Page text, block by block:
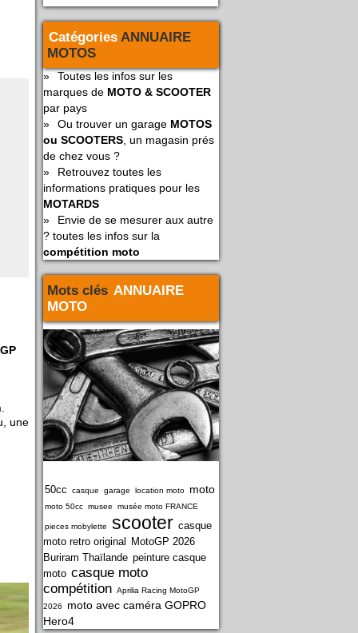
Catégories ANNUAIRE
MOTOS
»
Toutes les infos sur les
marques de MOTO & SCOOTER
par pays
»
Ou trouver un garage MOTOS
ou SCOOTERS , un magasin prés
de chez vous ?
»
Retrouvez toutes les
informations pratiques pour les
MOTARDS
»
Envie de se mesurer aux autre
? toutes les infos sur la
compétition moto
Mots clés ANNUAIRE
MOTO
50cc casque garage location moto moto
moto 50cc musee musée moto FRANCE
pieces mobylette scooter casque
moto retro original
MotoGP 2026
Buriram Thaïlande peinture casque
moto casque moto
compétition Aprilia Racing MotoGP
2026
moto avec caméra GOPRO
Hero4
une